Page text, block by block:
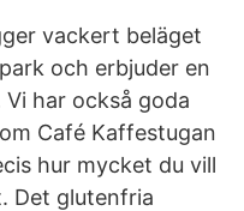
vackert beläget
och erbjuder en
har också goda
Café Kaffestugan
hur mycket du vill
Det glutenfria